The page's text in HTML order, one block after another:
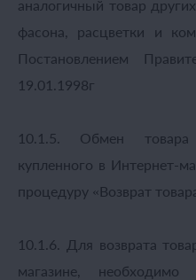
аналогичный товар
фасона, расцветки и
Постановлением
19.01.1998г
10.1.5. Обмен товара
купленного в Интернет-
процедуру «Возврат
10.1.6. Для возврата
магазине,